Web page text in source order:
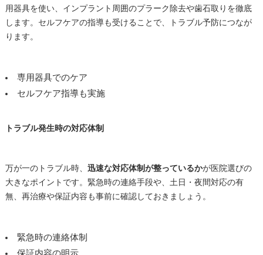
用器具を使い、インプラント周囲のプラーク除去や歯石取りを徹底
します。セルフケアの指導も受けることで、トラブル予防につなが
ります。
専用器具でのケア
セルフケア指導も実施
トラブル発生時の対応体制
万が一のトラブル時、 迅速な対応体制が整っているかが医院選びの
大きなポイントです。緊急時の連絡手段や、土日・夜間対応の有
無、再治療や保証内容も事前に確認しておきましょう。
緊急時の連絡体制
保証内容の明示